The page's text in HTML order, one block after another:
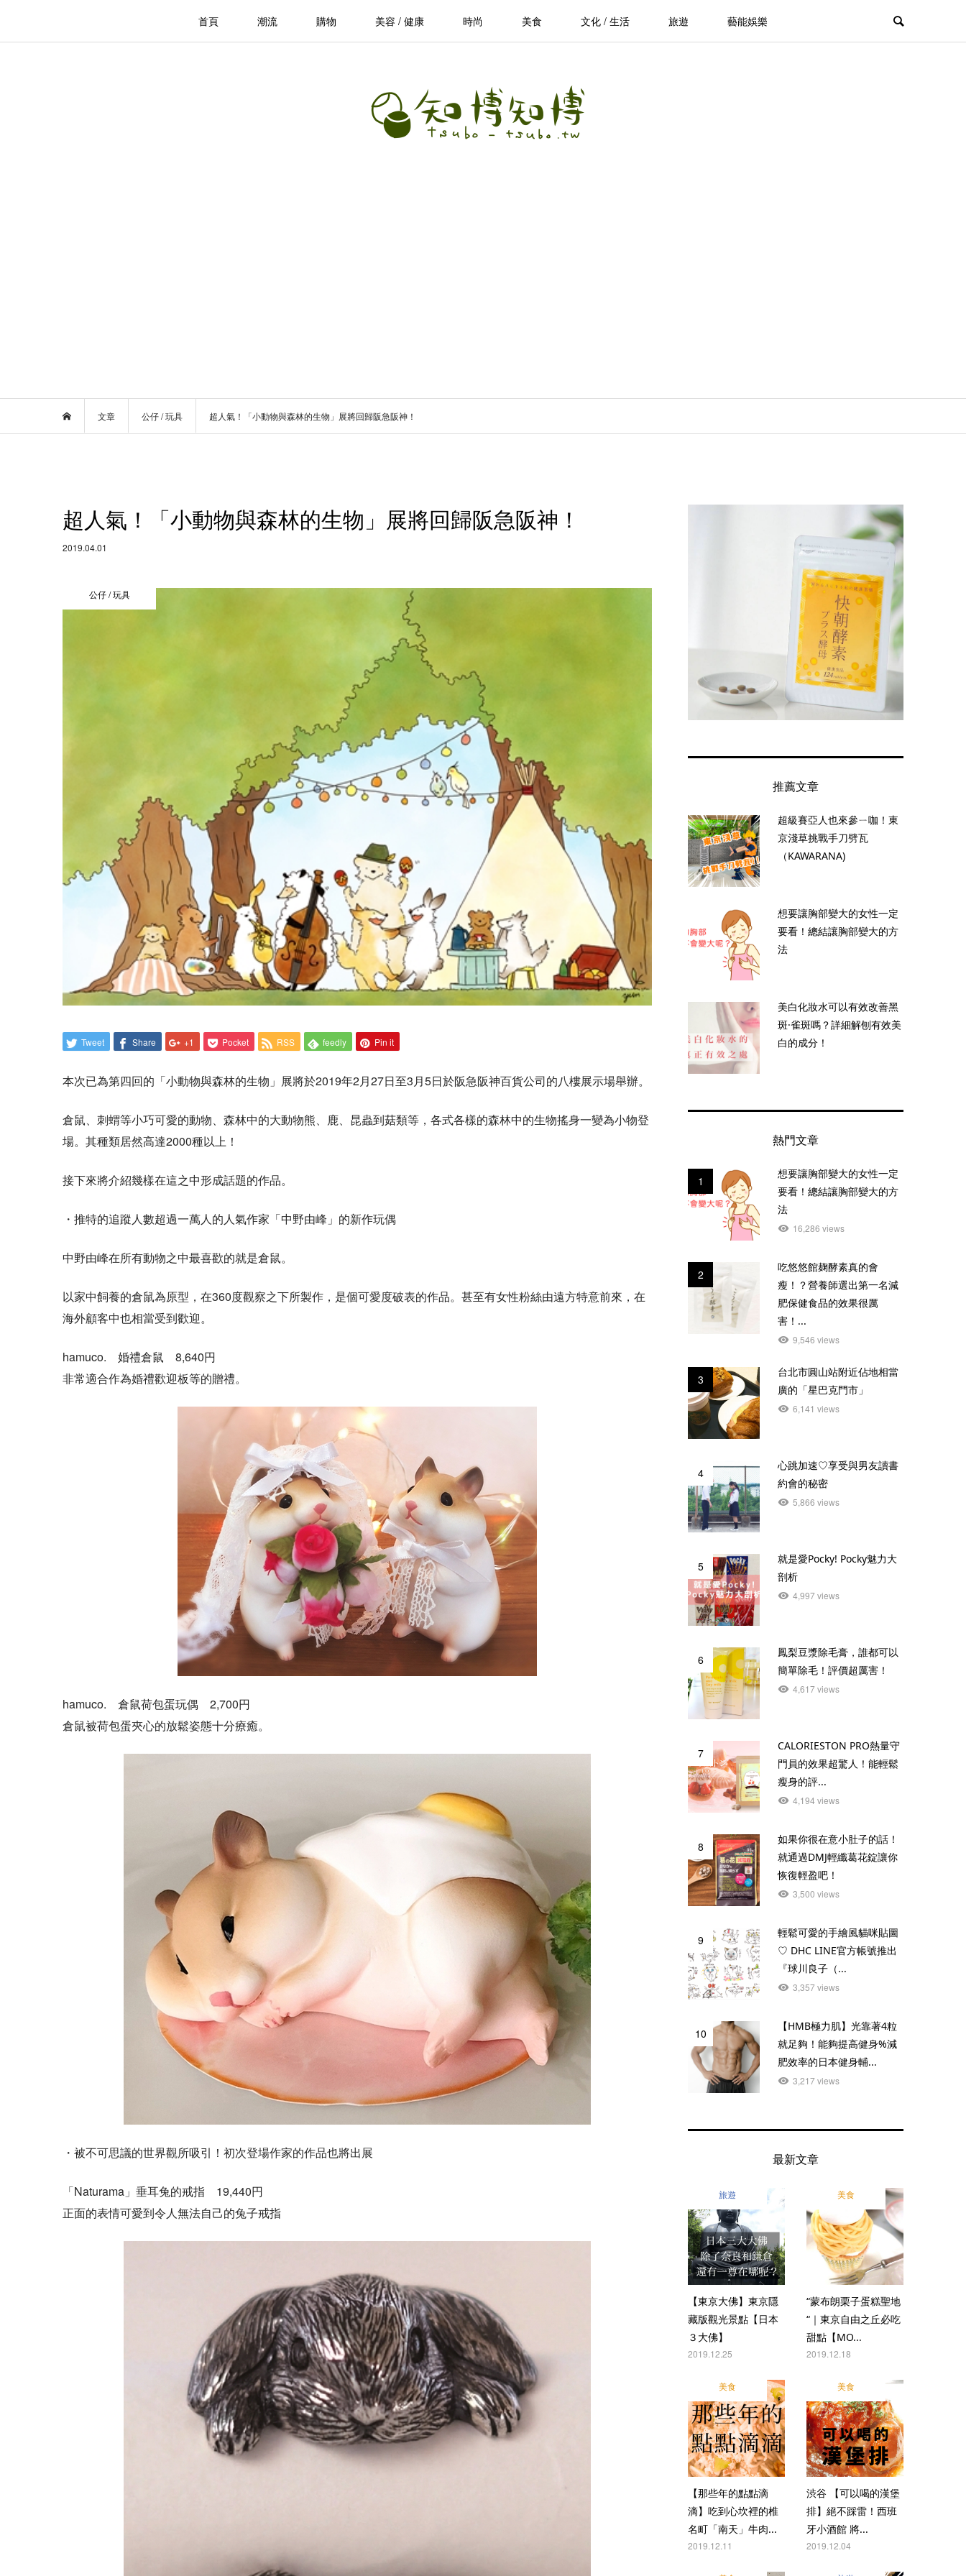
首頁 潮流 購物 美容 / 健康 時尚 美食 文化 / 生活 旅遊 藝能娛樂
文章 公仔 / 玩具 超人氣！「小動物與森林的生物」展將回歸阪急阪神！
超人氣！「小動物與森林的生物」展將回歸阪急阪神！
2019.04.01
公仔 / 玩具
Tweet Share +1 Pocket RSS feedly Pin it
本次已為第四回的「小動物與森林的生物」展將於2019年2月27日至3月5日於阪急阪神百貨公司的八樓展示場舉辦。
倉鼠、刺蝟等小巧可愛的動物、森林中的大動物熊、鹿、昆蟲到菇類等，各式各樣的森林中的生物搖身一變為小物登
場。其種類居然高達2000種以上！
接下來將介紹幾樣在這之中形成話題的作品。
・推特的追蹤人數超過一萬人的人氣作家「中野由峰」的新作玩偶
中野由峰在所有動物之中最喜歡的就是倉鼠。
以家中飼養的倉鼠為原型，在360度觀察之下所製作，是個可愛度破表的作品。甚至有女性粉絲由遠方特意前來，在
海外顧客中也相當受到歡迎。
hamuco. 婚禮倉鼠 8,640円
非常適合作為婚禮歡迎板等的贈禮。
hamuco. 倉鼠荷包蛋玩偶 2,700円
倉鼠被荷包蛋夾心的放鬆姿態十分療癒。
・被不可思議的世界觀所吸引！初次登場作家的作品也將出展
「Naturama」垂耳兔的戒指 19,440円
正面的表情可愛到令人無法自己的兔子戒指
推薦文章
超級賽亞人也來參ㄧ咖！東
京淺草挑戰手刀劈瓦
（KAWARANA)
想要讓胸部變大的女性一定
要看！總結讓胸部變大的方
法
美白化妝水可以有效改善黑
斑·雀斑嗎？詳細解刨有效美
白的成分！
熱門文章
1
想要讓胸部變大的女性一定
要看！總結讓胸部變大的方
法
16,286 views
2
吃悠悠館麹酵素真的會
瘦！？營養師選出第一名減
肥保健食品的效果很厲
害！...
9,546 views
3
台北市圓山站附近佔地相當
廣的「星巴克門市」
6,141 views
4
心跳加速♡享受與男友讀書
約會的秘密
5,866 views
5
就是愛Pocky! Pocky魅力大
剖析
4,997 views
6
鳳梨豆漿除毛膏，誰都可以
簡單除毛！評價超厲害！
4,617 views
7
CALORIESTON PRO熱量守
門員的效果超驚人！能輕鬆
瘦身的評...
4,194 views
8
如果你很在意小肚子的話！
就通過DMJ輕纖葛花錠讓你
恢復輕盈吧！
3,500 views
9
輕鬆可愛的手繪風貓咪貼圖
♡ DHC LINE官方帳號推出
『球川良子（...
3,357 views
10
【HMB極力肌】光靠著4粒
就足夠！能夠提高健身%減
肥效率的日本健身輔...
3,217 views
最新文章
旅遊
【東京大佛】東京隱
藏版觀光景點【日本
３大佛】
2019.12.25
美食
“蒙布朗栗子蛋糕聖地
“｜東京自由之丘必吃
甜點【MO...
2019.12.18
美食
【那些年的點點滴
滴】吃到心坎裡的椎
名町「南天」牛肉...
2019.12.11
美食
渋谷 【可以喝的漢堡
排】絕不踩雷！西班
牙小酒館 將...
2019.12.04